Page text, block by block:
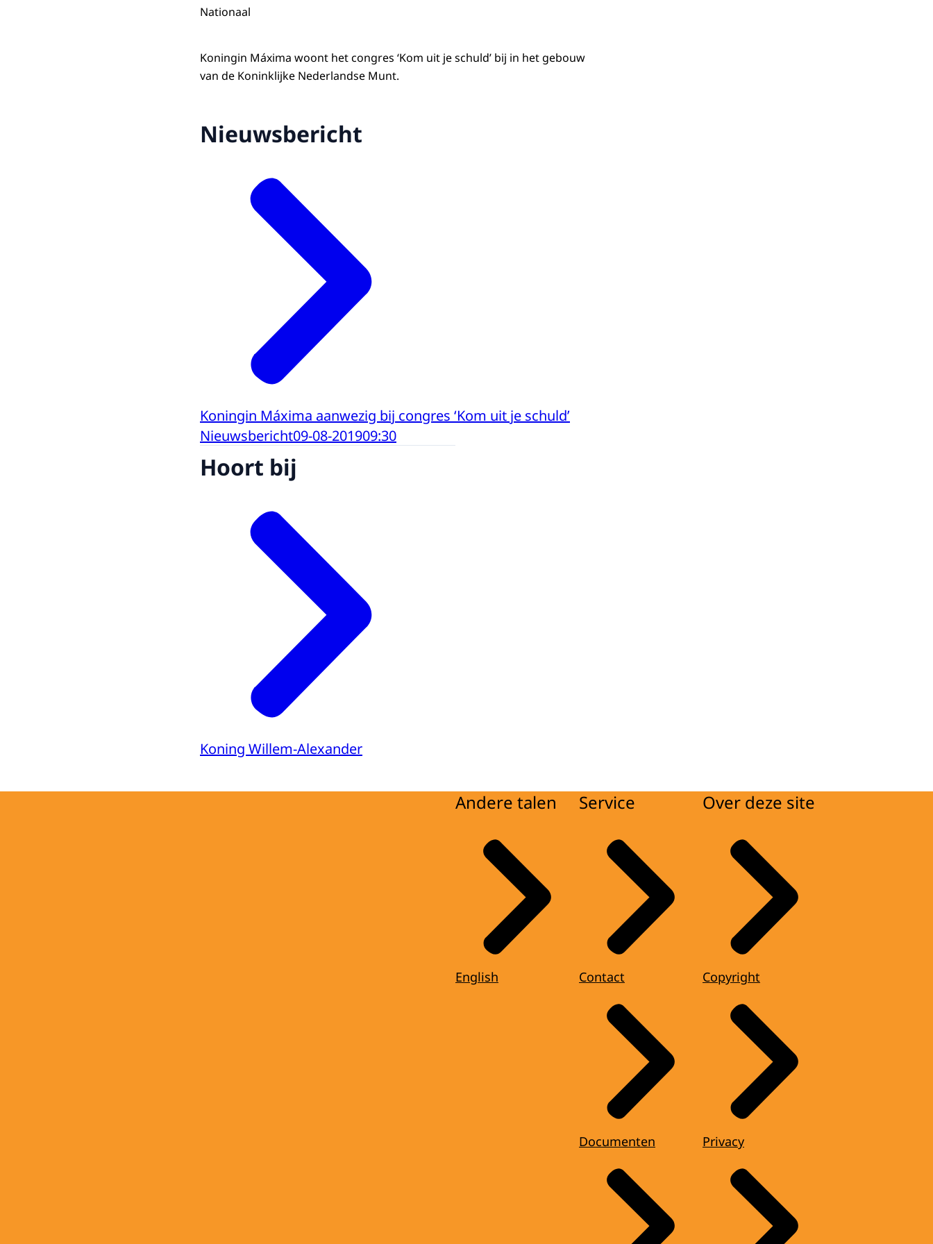
Nationaal
Koningin Máxima woont het congres ‘Kom uit je schuld’ bij in het gebouw
van de Koninklijke Nederlandse Munt.
Nieuwsbericht
Koningin Máxima aanwezig bij congres ‘Kom uit je schuld’
Nieuwsbericht09-08-201909:30
Hoort bij
Koning Willem-Alexander
Andere talen
English
Service
Contact
Documenten
Over deze site
Copyright
Privacy